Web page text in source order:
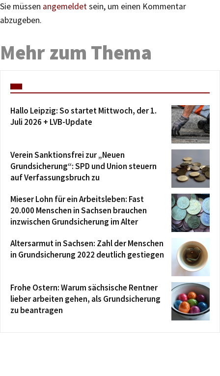
Sie müssen angemeldetsein, um einen Kommentar
abzugeben.
Mehr zum Thema
Hallo Leipzig: So startet Mittwoch, der 1.
Juli 2026 + LVB-Update
Verein Sanktionsfrei zur „Neuen
Grundsicherung“: SPD und Union steuern
auf Verfassungsbruch zu
Mieser Lohn für ein Arbeitsleben: Fast
20.000 Menschen in Sachsen brauchen
inzwischen Grundsicherung im Alter
Altersarmut in Sachsen: Zahl der Menschen
in Grundsicherung 2022 deutlich gestiegen
Frohe Ostern: Warum sächsische Rentner
lieber arbeiten gehen, als Grundsicherung
zu beantragen